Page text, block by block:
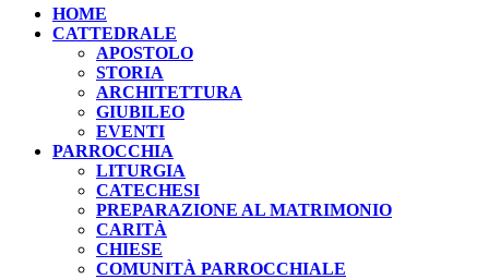
HOME
CATTEDRALE
APOSTOLO
STORIA
ARCHITETTURA
GIUBILEO
EVENTI
PARROCCHIA
LITURGIA
CATECHESI
PREPARAZIONE AL MATRIMONIO
CARITÀ
CHIESE
COMUNITÀ PARROCCHIALE